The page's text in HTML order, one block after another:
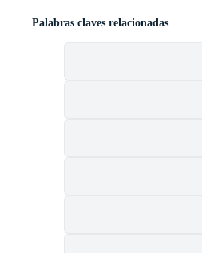
Palabras claves relacionadas